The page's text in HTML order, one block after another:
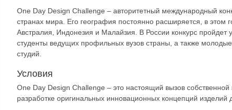
One Day Design Challenge – авторитетный международный
странах мира. Его география постоянно расширяется, в
Австралия, Индонезия и Малайзия. В России конкурс
студенты ведущих профильных вузов страны, а также
студий.
Условия
One Day Design Challenge – это настоящий вызов
разработке оригинальных инновационных концепций изделий